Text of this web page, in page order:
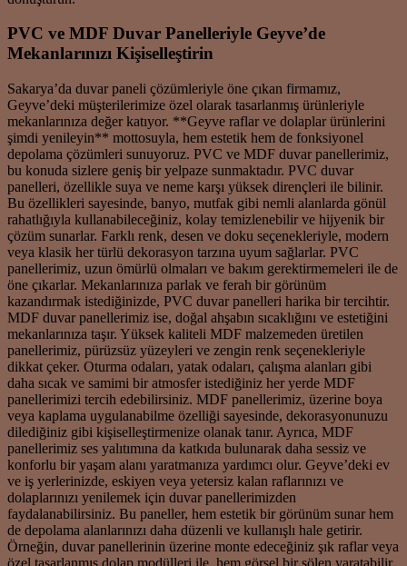
PVC ve MDF Duvar Panelleriyle Geyve’de
Mekanlarınızı Kişiselleştirin
Sakarya’da duvar paneli çözümleriyle öne çıkan firmamız,
Geyve’deki müşterilerimize özel olarak tasarlanmış ürünleriyle
mekanlarınıza değer katıyor. **Geyve raflar ve dolaplar ürünlerini
şimdi yenileyin** mottosuyla, hem estetik hem de fonksiyonel
depolama çözümleri sunuyoruz. PVC ve MDF duvar panellerimiz,
bu konuda sizlere geniş bir yelpaze sunmaktadır. PVC duvar
panelleri, özellikle suya ve neme karşı yüksek dirençleri ile bilinir.
Bu özellikleri sayesinde, banyo, mutfak gibi nemli alanlarda gönül
rahatlığıyla kullanabileceğiniz, kolay temizlenebilir ve hijyenik bir
çözüm sunarlar. Farklı renk, desen ve doku seçenekleriyle, modern
veya klasik her türlü dekorasyon tarzına uyum sağlarlar. PVC
panellerimiz, uzun ömürlü olmaları ve bakım gerektirmemeleri ile de
öne çıkarlar. Mekanlarınıza parlak ve ferah bir görünüm
kazandırmak istediğinizde, PVC duvar panelleri harika bir tercihtir.
MDF duvar panellerimiz ise, doğal ahşabın sıcaklığını ve estetiğini
mekanlarınıza taşır. Yüksek kaliteli MDF malzemeden üretilen
panellerimiz, pürüzsüz yüzeyleri ve zengin renk seçenekleriyle
dikkat çeker. Oturma odaları, yatak odaları, çalışma alanları gibi
daha sıcak ve samimi bir atmosfer istediğiniz her yerde MDF
panellerimizi tercih edebilirsiniz. MDF panellerimiz, üzerine boya
veya kaplama uygulanabilme özelliği sayesinde, dekorasyonunuzu
dilediğiniz gibi kişiselleştirmenize olanak tanır. Ayrıca, MDF
panellerimiz ses yalıtımına da katkıda bulunarak daha sessiz ve
konforlu bir yaşam alanı yaratmanıza yardımcı olur. Geyve’deki ev
ve iş yerlerinizde, eskiyen veya yetersiz kalan raflarınızı ve
dolaplarınızı yenilemek için duvar panellerimizden
faydalanabilirsiniz. Bu paneller, hem estetik bir görünüm sunar hem
de depolama alanlarınızı daha düzenli ve kullanışlı hale getirir.
Örneğin, duvar panellerinin üzerine monte edeceğiniz şık raflar veya